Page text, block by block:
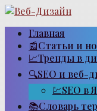
Перейти
контентуГлавная
📰Статьи и
📈Тренды в
🔍SEO и веб-
💹SEO в
📚Словарь